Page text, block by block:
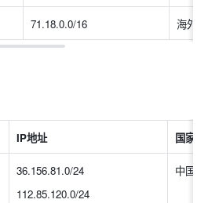
71.18.0.0/16 海外
IP地址 国家/
36.156.81.0/24
112.85.120.0/24
中国